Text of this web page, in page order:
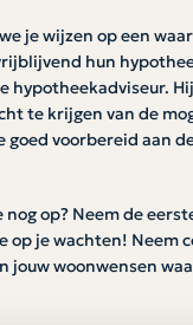
je wijzen op een
hun
hypotheekadviseur.
te krijgen van de
goed voorbereid aan
nog op? Neem de
op je wachten! Neem
jouw woonwensen